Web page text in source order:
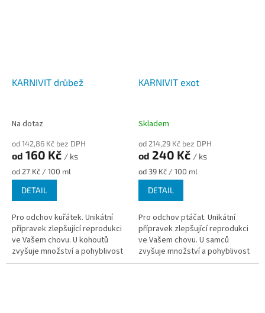
KARNIVIT drůbež
Na dotaz
od 142,86 Kč bez DPH
od 160 Kč / ks
Měrná
cena:
od 27 Kč / 100 ml
DETAIL
Pro odchov kuřátek. Unikátní
přípravek zlepšující reprodukci
ve Vašem chovu. U kohoutů
zvyšuje množství a pohyblivost
spermií, u slepic dochází k
KARNIVIT exot
Skladem
od 214,29 Kč bez DPH
od 240 Kč / ks
Měrná
cena:
od 39 Kč / 100 ml
DETAIL
Pro odchov ptáčat. Unikátní
přípravek zlepšující reprodukci
ve Vašem chovu. U samců
zvyšuje množství a pohyblivost
spermií, u samic dochází k